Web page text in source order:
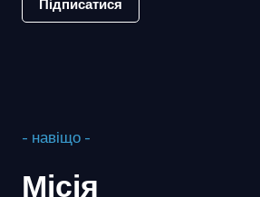
Підписатися
- навіщо -
Місія